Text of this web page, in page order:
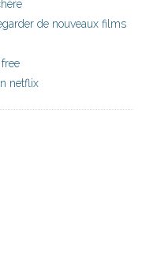
de nouveaux films
netflix